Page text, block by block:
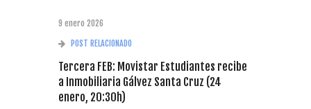
9 enero 2026
POST RELACIONADO
Tercera FEB: Movistar Estudiantes recibe
a Inmobiliaria Gálvez Santa Cruz (24
enero, 20:30h)